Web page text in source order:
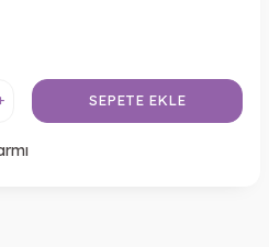
SEPETE EKLE